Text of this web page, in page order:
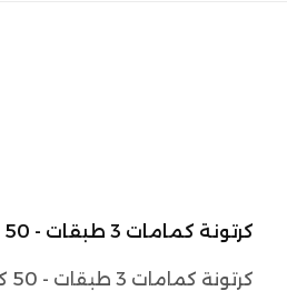
كرتونة كمامات 3 طبقات - 50 كمامة
كرتونة كمامات 3 طبقات - 50 كمامة تستخدم للحماية من الامراض والفايروسات المعدية ، فهي امنة ولا تضر بالصحة.